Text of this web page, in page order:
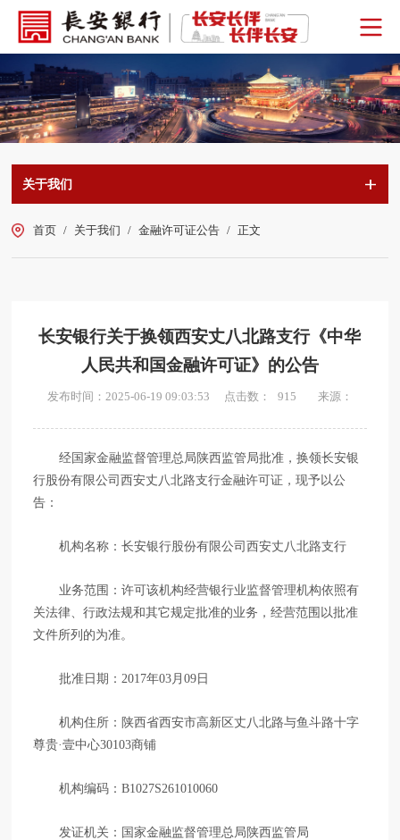
关于我们
首页 / 关于我们 / 金融许可证公告 / 正文
长安银行关于换领西安丈八北路支行《中华
人民共和国金融许可证》的公告
发布时间：2025-06-19 09:03:53 点击数： 915 来源：
经国家金融监督管理总局陕西监管局批准，换领长安银
行股份有限公司西安丈八北路支行金融许可证，现予以公
告：
机构名称：长安银行股份有限公司西安丈八北路支行
业务范围：许可该机构经营银行业监督管理机构依照有
关法律、行政法规和其它规定批准的业务，经营范围以批准
文件所列的为准。
批准日期：2017年03月09日
机构住所：陕西省西安市高新区丈八北路与鱼斗路十字
尊贵·壹中心30103商铺
机构编码：B1027S261010060
发证机关：国家金融监督管理总局陕西监管局